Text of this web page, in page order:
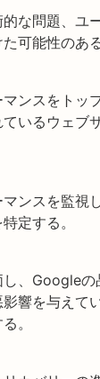
な問題、ユ
可能性のあ
ンスをトッ
いるウェブ
ンスを監視
定する。
、Google
響を与えて
。